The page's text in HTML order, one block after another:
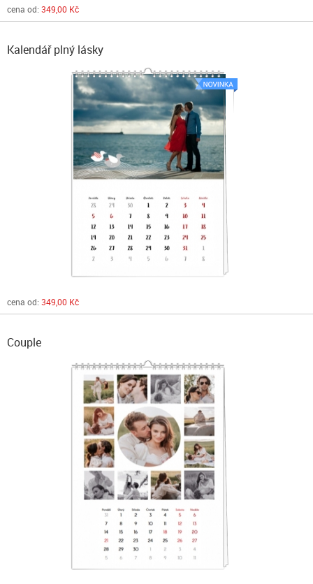
cena od: 349,00 Kč
Kalendář plný lásky
cena od: 349,00 Kč
Couple